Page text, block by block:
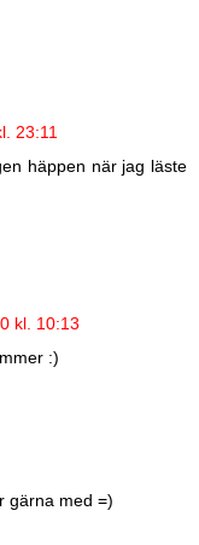
23:11
häppen när jag läste
kl. 10:13
:)
gärna med =)